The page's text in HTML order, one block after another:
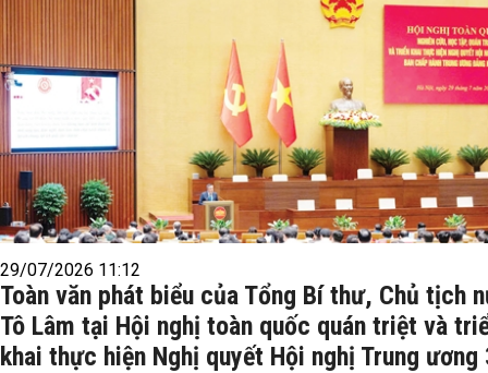
29/07/2026 11:12
Toàn văn phát biểu của Tổng Bí thư, Chủ tịch
Tô Lâm tại Hội nghị toàn quốc quán triệt và
khai thực hiện Nghị quyết Hội nghị Trung ương